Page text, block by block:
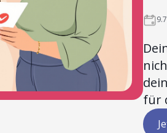
für